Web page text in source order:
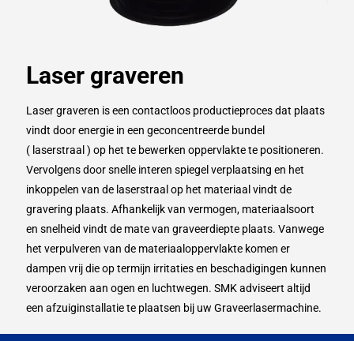
Laser graveren
Laser graveren is een contactloos productieproces dat plaats
vindt door energie in een geconcentreerde bundel
( laserstraal ) op het te bewerken oppervlakte te positioneren.
Vervolgens door snelle interen spiegel verplaatsing en het
inkoppelen van de laserstraal op het materiaal vindt de
gravering plaats. Afhankelijk van vermogen, materiaalsoort
en snelheid vindt de mate van graveerdiepte plaats. Vanwege
het verpulveren van de materiaaloppervlakte komen er
dampen vrij die op termijn irritaties en beschadigingen kunnen
veroorzaken aan ogen en luchtwegen. SMK adviseert altijd
een afzuiginstallatie te plaatsen bij uw Graveerlasermachine.